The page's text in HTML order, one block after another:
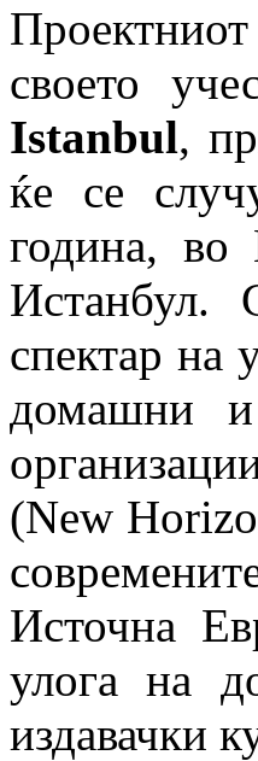
своето
Istanbul,
ќе се
година, во
Истанбул.
спектар на
домашни и
(New
Источна
улога на
издавачки